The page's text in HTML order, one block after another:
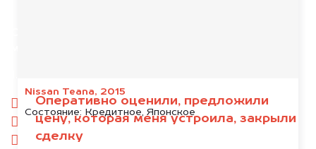
Nissan Teana, 2015
Состояние: Кредитное, Японское
Оперативно оценили, предложили
цену, которая меня устроила, закрыли
сделку
спереди
сзади
слева